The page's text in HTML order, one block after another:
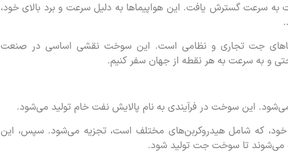
سرعت گسترش یافت. این هواپیماها به دلیل سرعت و برد بالای خود،
جت تجاری و نظامی است. این سوخت نقشی اساسی در صنعت
و به سرعت به هر نقطه از جهان سفر کنیم.
این سوخت در فرآیندی به نام پالایش نفت خام تولید می‌شود.
خود، که شامل هیدروکربن‌های مختلف است، تجزیه می‌شود. سپس، این
می‌شوند تا سوخت جت تولید شود.